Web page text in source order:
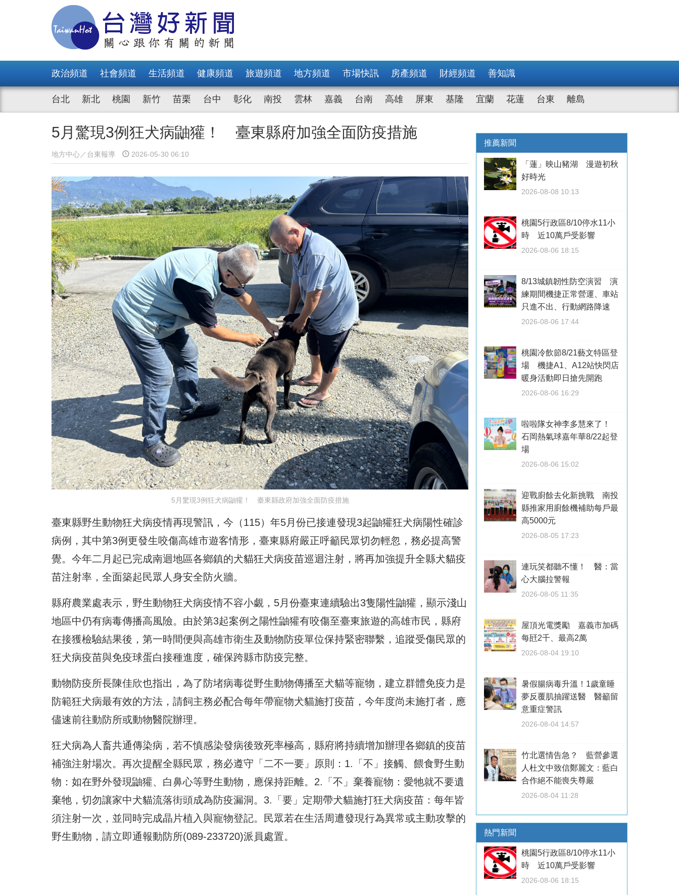
政治頻道 社會頻道 生活頻道 健康頻道 旅遊頻道 地方頻道 市場快訊 房產頻道 財經頻道 善知識
台北 新北 桃園 新竹 苗栗 台中 彰化 南投 雲林 嘉義 台南 高雄 屏東 基隆 宜蘭 花蓮 台東 離島
5月驚現3例狂犬病鼬獾！ 臺東縣府加強全面防疫措施
地方中心／台東報導 2026-05-30 06:10
5月驚現3例狂犬病鼬獾！ 臺東縣政府加強全面防疫措施
臺東縣野生動物狂犬病疫情再現警訊，今（115）年5月份已接連發現3起鼬獾狂犬病陽性確診
病例，其中第3例更發生咬傷高雄市遊客情形，臺東縣府嚴正呼籲民眾切勿輕忽，務必提高警
覺。今年二月起已完成南迴地區各鄉鎮的犬貓狂犬病疫苗巡迴注射，將再加強提升全縣犬貓疫
苗注射率，全面築起民眾人身安全防火牆。
縣府農業處表示，野生動物狂犬病疫情不容小覷，5月份臺東連續驗出3隻陽性鼬獾，顯示淺山
地區中仍有病毒傳播高風險。由於第3起案例之陽性鼬獾有咬傷至臺東旅遊的高雄市民，縣府
在接獲檢驗結果後，第一時間便與高雄市衛生及動物防疫單位保持緊密聯繫，追蹤受傷民眾的
狂犬病疫苗與免疫球蛋白接種進度，確保跨縣市防疫完整。
動物防疫所長陳佳欣也指出，為了防堵病毒從野生動物傳播至犬貓等寵物，建立群體免疫力是
防範狂犬病最有效的方法，請飼主務必配合每年帶寵物犬貓施打疫苗，今年度尚未施打者，應
儘速前往動防所或動物醫院辦理。
狂犬病為人畜共通傳染病，若不慎感染發病後致死率極高，縣府將持續增加辦理各鄉鎮的疫苗
補強注射場次。再次提醒全縣民眾，務必遵守「二不一要」原則：1.「不」接觸、餵食野生動
物：如在野外發現鼬獾、白鼻心等野生動物，應保持距離。2.「不」棄養寵物：愛牠就不要遺
棄牠，切勿讓家中犬貓流落街頭成為防疫漏洞。3.「要」定期帶犬貓施打狂犬病疫苗：每年皆
須注射一次，並同時完成晶片植入與寵物登記。民眾若在生活周遭發現行為異常或主動攻擊的
野生動物，請立即通報動防所(089-233720)派員處置。
推薦新聞
「蓮」映山豬湖 漫遊初秋
好時光
2026-08-08 10:13
桃園5行政區8/10停水11小
時 近10萬戶受影響
2026-08-06 18:15
8/13城鎮韌性防空演習 演
練期間機捷正常營運、車站
只進不出、行動網路降速
2026-08-06 17:44
桃園冷飲節8/21藝文特區登
場 機捷A1、A12站快閃店
暖身活動即日搶先開跑
2026-08-06 16:29
啦啦隊女神李多慧來了！
石岡熱氣球嘉年華8/22起登
場
2026-08-06 15:02
迎戰廚餘去化新挑戰 南投
縣推家用廚餘機補助每戶最
高5000元
2026-08-05 17:23
連玩笑都聽不懂！ 醫：當
心大腦拉警報
2026-08-05 11:35
屋頂光電獎勵 嘉義市加碼
每瓩2千、最高2萬
2026-08-04 19:10
暑假腸病毒升溫！1歲童睡
夢反覆肌抽躍送醫 醫籲留
意重症警訊
2026-08-04 14:57
竹北選情告急？ 藍營參選
人杜文中致信鄭麗文：藍白
合作絕不能喪失尊嚴
2026-08-04 11:28
熱門新聞
桃園5行政區8/10停水11小
時 近10萬戶受影響
2026-08-06 18:15